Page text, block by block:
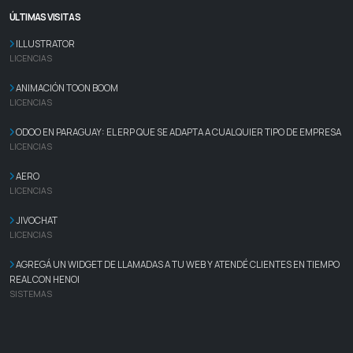
ÚLTIMAS VISITAS
ILLUSTRATOR
LICENCIAS
ANIMACIÓN TOON BOOM
LICENCIAS
ODOO EN PARAGUAY: EL ERP QUE SE ADAPTA A CUALQUIER TIPO DE EMPRESA
LICENCIAS
AERO
LICENCIAS
JIVOCHAT
LICENCIAS
AGREGÁ UN WIDGET DE LLAMADAS A TU WEB Y ATENDÉ CLIENTES EN TIEMPO
REAL CON HENOI
SISTEMAS